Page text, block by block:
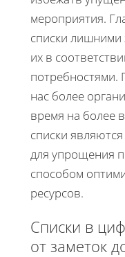
мероприятия.
списки лишними
их в
потребностями.
нас более
время на более
списки
для упрощения
способом
ресурсов.
Списки в
от заметок